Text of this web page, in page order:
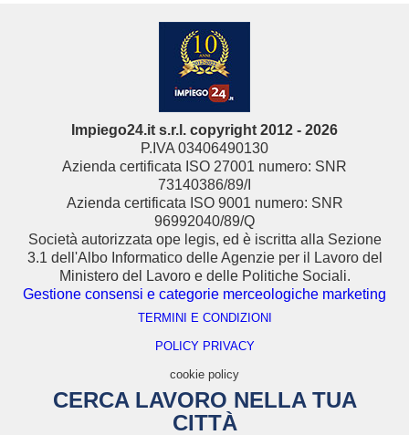
Impiego24.it s.r.l. copyright 2012 - 2026
P.IVA 03406490130
Azienda certificata ISO 27001 numero: SNR
73140386/89/I
Azienda certificata ISO 9001 numero: SNR
96992040/89/Q
Società autorizzata ope legis, ed è iscritta alla Sezione
3.1 dell'Albo Informatico delle Agenzie per il Lavoro del
Ministero del Lavoro e delle Politiche Sociali.
Gestione consensi e categorie merceologiche marketing
TERMINI E CONDIZIONI
POLICY PRIVACY
cookie policy
CERCA LAVORO NELLA TUA
CITTÀ